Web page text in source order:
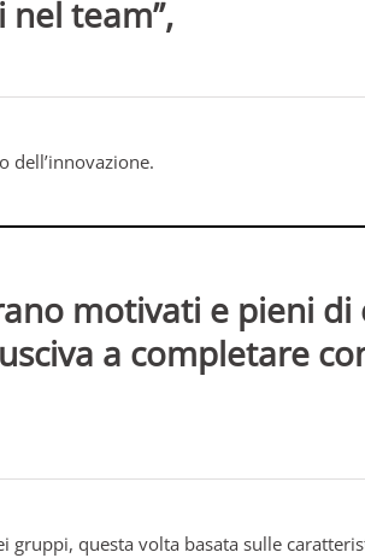
nel team”,
dell’innovazione.
motivati e pieni
a completare
gruppi, questa volta basata sulle